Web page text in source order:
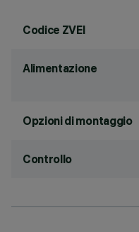
Codice ZVEI
Alimentazione
Opzioni di montaggio
Controllo